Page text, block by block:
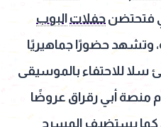
فتحتضن حفلات البوب
وتشهد حضورًا جماهيريًا
للاحتفاء بالموسيقى
منصة أبي رقراق عروضًا
كما يستضيف المسرح